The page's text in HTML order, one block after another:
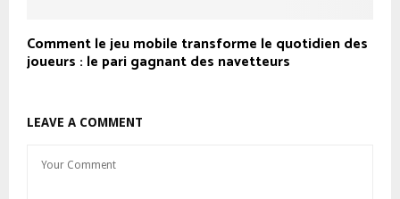
Comment le jeu mobile transforme le quotidien des
joueurs : le pari gagnant des navetteurs
LEAVE A COMMENT